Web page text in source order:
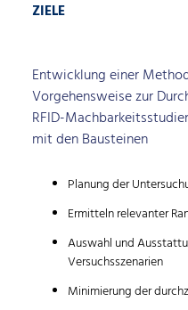
ZIELE
Entwicklung einer
Vorgehensweise zur
RFID-
mit den Bausteinen
Planung der
Ermitteln relevanter
Auswahl und
Versuchsszenarien
Minimierung der